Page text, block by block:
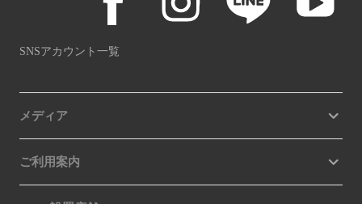
SNSアカウント一覧
メディア
ご利用案内